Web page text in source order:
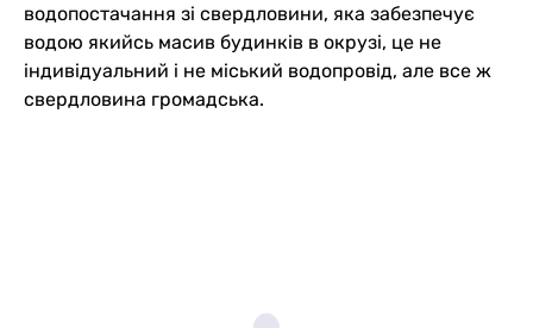
водопостачання зі свердловини, яка забезпечує
водою якийсь масив будинків в окрузі, це не
індивідуальний і не міський водопровід, але все ж
свердловина громадська.